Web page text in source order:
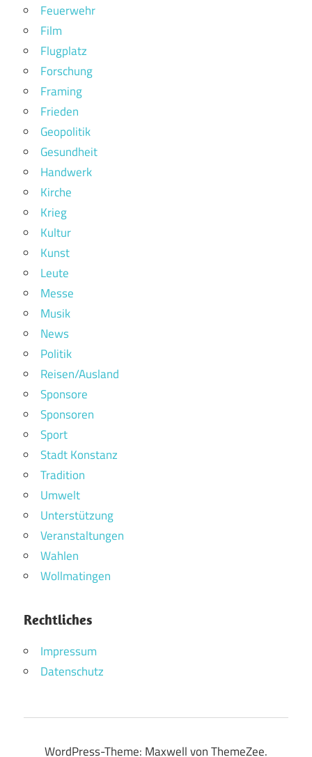
Feuerwehr
Film
Flugplatz
Forschung
Framing
Frieden
Geopolitik
Gesundheit
Handwerk
Kirche
Krieg
Kultur
Kunst
Leute
Messe
Musik
News
Politik
Reisen/Ausland
Sponsore
Sponsoren
Sport
Stadt Konstanz
Tradition
Umwelt
Unterstützung
Veranstaltungen
Wahlen
Wollmatingen
Rechtliches
Impressum
Datenschutz
WordPress-Theme: Maxwell von ThemeZee.